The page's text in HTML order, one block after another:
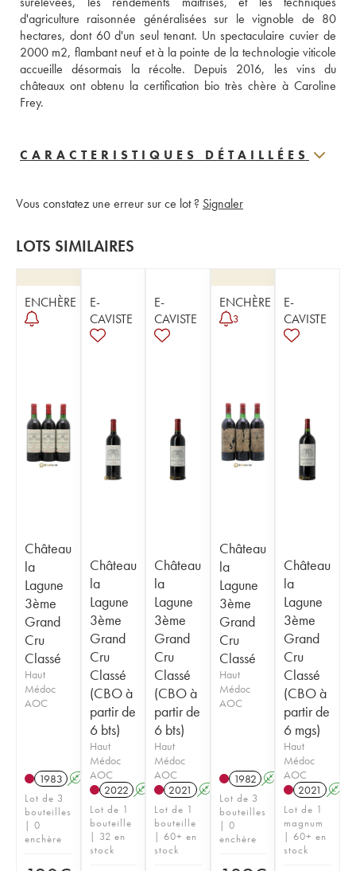
d'agriculture raisonnée généralisées sur le vignoble de 80
hectares, dont 60 d'un seul tenant. Un spectaculaire cuvier de
2000 m2, flambant neuf et à la pointe de la technologie viticole
accueille désormais la récolte. Depuis 2016, les vins du
châteaux ont obtenu la certification bio très chère à Caroline
Frey.
CARACTERISTIQUES DÉTAILLÉES
Vous constatez une erreur sur ce lot ? Signaler
LOTS SIMILAIRES
ENCHÈRE
Château
la
Lagune
3ème
Grand
Cru
Classé
Haut
Médoc
AOC
1983 A
Lot de 3
bouteilles
| 0
enchère
E-
CAVISTE
Château
la
Lagune
3ème
Grand
Cru
Classé
(CBO à
partir de
6 bts)
Haut
Médoc
AOC
2022 A T
Lot de 1
bouteille
| 32 en
stock
E-
CAVISTE
Château
la
Lagune
3ème
Grand
Cru
Classé
(CBO à
partir de
6 bts)
Haut
Médoc
AOC
2021
A
Lot de 1
bouteille
| 60+ en
stock
ENCHÈRE
3
Château
la
Lagune
3ème
Grand
Cru
Classé
Haut
Médoc
AOC
1982 A
Lot de 3
bouteilles
| 0
enchère
E-
CAVISTE
Château
la
Lagune
3ème
Grand
Cru
Classé
(CBO à
partir de
6 mgs)
Haut
Médoc
AOC
2021
A
Lot de 1
magnum
| 60+ en
stock